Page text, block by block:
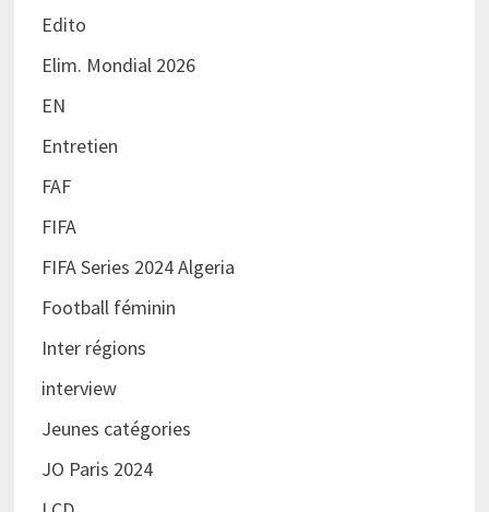
Edito
Elim. Mondial 2026
EN
Entretien
FAF
FIFA
FIFA Series 2024 Algeria
Football féminin
Inter régions
interview
Jeunes catégories
JO Paris 2024